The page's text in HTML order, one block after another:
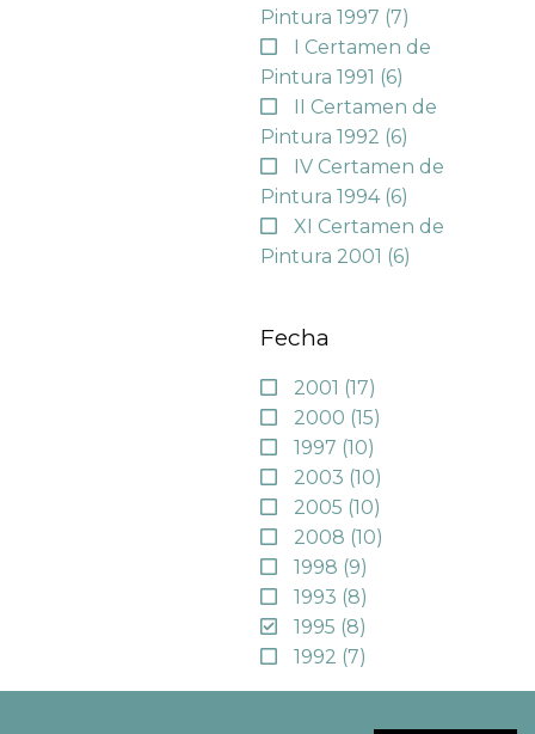
Pintura 1997 (7)
I Certamen de
Pintura 1991 (6)
II Certamen de
Pintura 1992 (6)
IV Certamen de
Pintura 1994 (6)
XI Certamen de
Pintura 2001 (6)
Fecha
2001 (17)
2000 (15)
1997 (10)
2003 (10)
2005 (10)
2008 (10)
1998 (9)
1993 (8)
1995 (8)
1992 (7)